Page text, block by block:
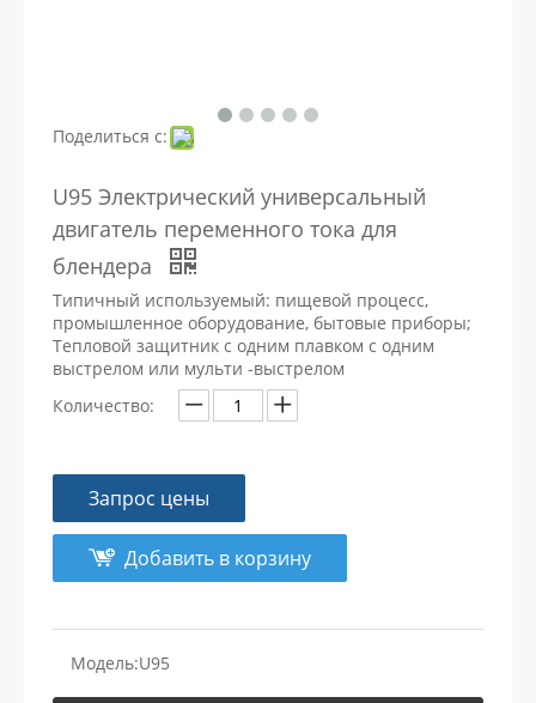
Поделиться с:
U95 Электрический универсальный
двигатель переменного тока для
блендера
Типичный используемый: пищевой процесс,
промышленное оборудование, бытовые приборы;
Тепловой защитник с одним плавком с одним
выстрелом или мульти -выстрелом
Количество:
Запрос цены
Добавить в корзину
Модель:U95